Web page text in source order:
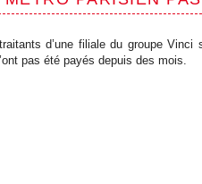
d’une filiale du groupe
pas été payés depuis des mois.